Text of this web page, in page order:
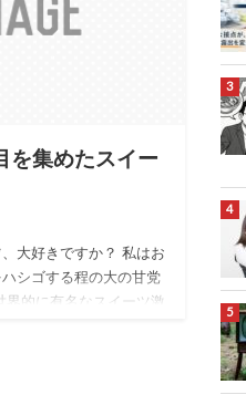
を集めたスイー
大好きですか？ 私はお
シゴする程の大の甘党
的に有名なスイーツ激